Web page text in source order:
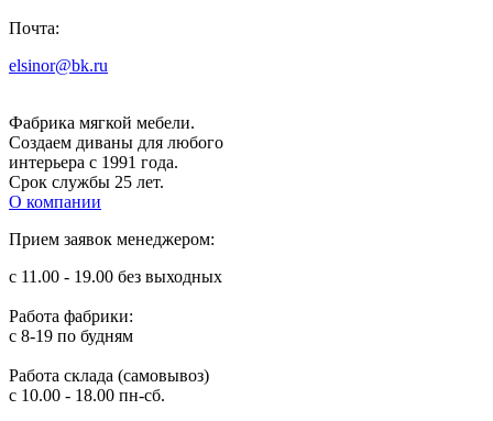
Барнаул
Иркутск
Севастополь
Почта:
elsinor@bk.ru
Фабрика мягкой мебели.
Создаем диваны для любого
интерьера с 1991 года.
Срок службы 25 лет.
О компании
Прием заявок менеджером:
с 11.00 - 19.00 без выходных
Работа фабрики:
с 8-19 по будням
Работа склада (самовывоз)
с 10.00 - 18.00 пн-сб.